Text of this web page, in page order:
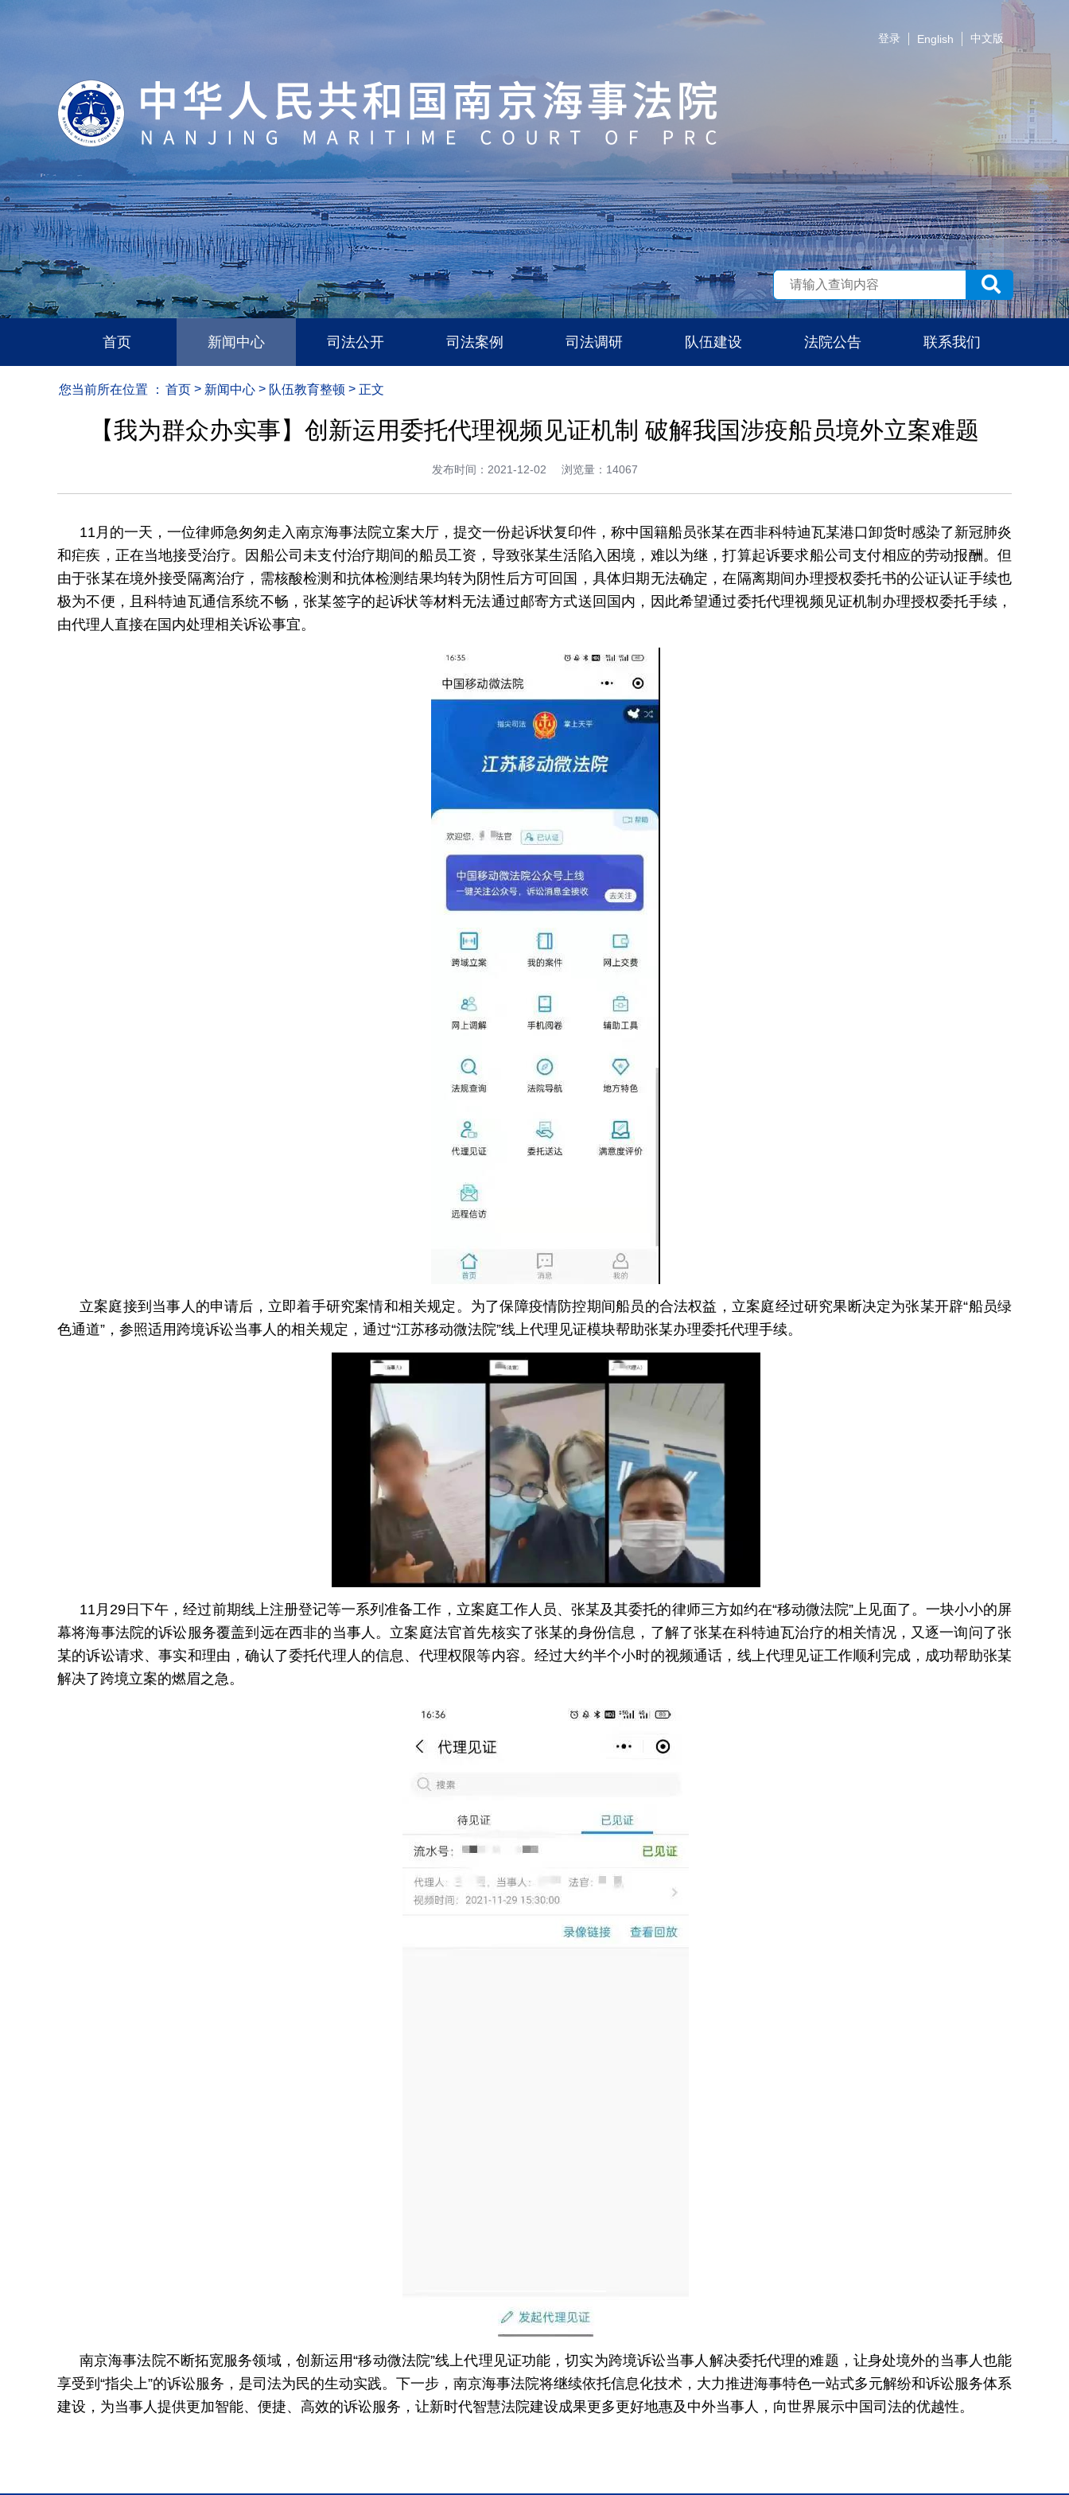
登录 English 中文版
首页 新闻中心 司法公开 司法案例 司法调研 队伍建设 法院公告 联系我们
您当前所在位置 ： 首页 > 新闻中心 > 队伍教育整顿 > 正文
【我为群众办实事】创新运用委托代理视频见证机制 破解我国涉疫船员境外立案难题
发布时间：2021-12-02 浏览量：14067
11月的一天，一位律师急匆匆走入南京海事法院立案大厅，提交一份起诉状复印件，称中国籍船员张某在西非科特迪瓦某港口卸货时感染了新冠肺炎
和疟疾，正在当地接受治疗。因船公司未支付治疗期间的船员工资，导致张某生活陷入困境，难以为继，打算起诉要求船公司支付相应的劳动报酬。但
由于张某在境外接受隔离治疗，需核酸检测和抗体检测结果均转为阴性后方可回国，具体归期无法确定，在隔离期间办理授权委托书的公证认证手续也
极为不便，且科特迪瓦通信系统不畅，张某签字的起诉状等材料无法通过邮寄方式送回国内，因此希望通过委托代理视频见证机制办理授权委托手续，
由代理人直接在国内处理相关诉讼事宜。
立案庭接到当事人的申请后，立即着手研究案情和相关规定。为了保障疫情防控期间船员的合法权益，立案庭经过研究果断决定为张某开辟“船员绿
色通道”，参照适用跨境诉讼当事人的相关规定，通过“江苏移动微法院”线上代理见证模块帮助张某办理委托代理手续。
11月29日下午，经过前期线上注册登记等一系列准备工作，立案庭工作人员、张某及其委托的律师三方如约在“移动微法院”上见面了。一块小小的屏
幕将海事法院的诉讼服务覆盖到远在西非的当事人。立案庭法官首先核实了张某的身份信息，了解了张某在科特迪瓦治疗的相关情况，又逐一询问了张
某的诉讼请求、事实和理由，确认了委托代理人的信息、代理权限等内容。经过大约半个小时的视频通话，线上代理见证工作顺利完成，成功帮助张某
解决了跨境立案的燃眉之急。
南京海事法院不断拓宽服务领域，创新运用“移动微法院”线上代理见证功能，切实为跨境诉讼当事人解决委托代理的难题，让身处境外的当事人也能
享受到“指尖上”的诉讼服务，是司法为民的生动实践。下一步，南京海事法院将继续依托信息化技术，大力推进海事特色一站式多元解纷和诉讼服务体系
建设，为当事人提供更加智能、便捷、高效的诉讼服务，让新时代智慧法院建设成果更多更好地惠及中外当事人，向世界展示中国司法的优越性。